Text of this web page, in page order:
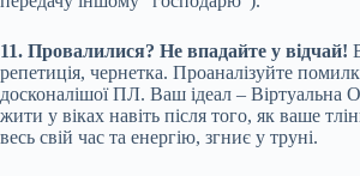
11. Провалилися? Не впадайте у відчай!
репетиція, чернетка. Проаналізуйте
досконалішої ПЛ. Ваш ідеал – Віртуальна
жити у віках навіть після того, як ваше
весь свій час та енергію, згниє у труні.